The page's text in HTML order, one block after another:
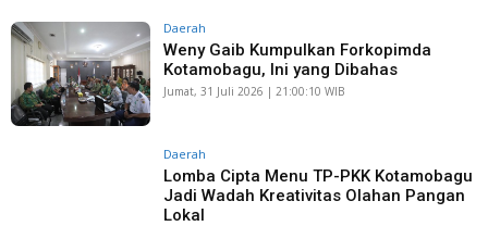
Daerah
Weny Gaib Kumpulkan Forkopimda
Kotamobagu, Ini yang Dibahas
Jumat, 31 Juli 2026 | 21:00:10 WIB
Daerah
Lomba Cipta Menu TP-PKK Kotamobagu
Jadi Wadah Kreativitas Olahan Pangan
Lokal